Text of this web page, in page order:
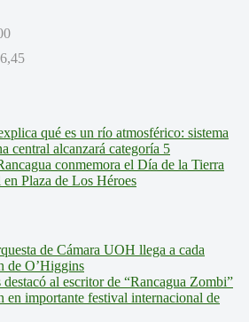
6,45
qué es un río atmosférico: sistema
central alcanzará categoría 5
conmemora el Día de la Tierra
Plaza de Los Héroes
de Cámara UOH llega a cada
de O’Higgins
al escritor de “Rancagua Zombi”
en importante festival internacional de